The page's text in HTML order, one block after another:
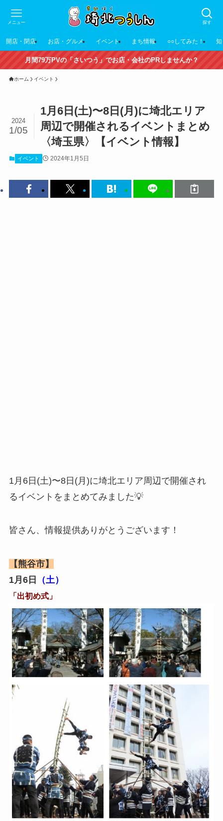
探す
メニュー
開店・閉店 お店・グルメ イベント まち情報 ○○してみた！
月間79万PVの「さいつう」でお店・会社のPRしませんか？
ホーム イベント
1月6日(土)〜8日(月)に埼北エリア
周辺で開催されるイベントまとめ
〈埼玉県〉【イベント情報】
2024
1/05
イベント 2024年1月5日
1月6日(土)〜8日(月)に埼北エリア周辺で開催され
るイベントをまとめてみました💡
皆さん、情報提供ありがとうございます！
【熊谷市】
1月6日
（土）
「出初め式」